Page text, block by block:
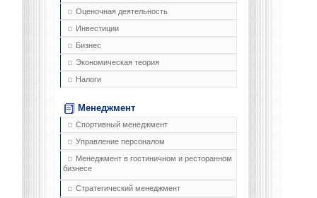
Оценочная деятельность
Инвестиции
Бизнес
Экономическая теория
Налоги
Менеджмент
Спортивный менеджмент
Управление персоналом
Менеджмент в гостиничном и ресторанном
бизнесе
Стратегический менеджмент